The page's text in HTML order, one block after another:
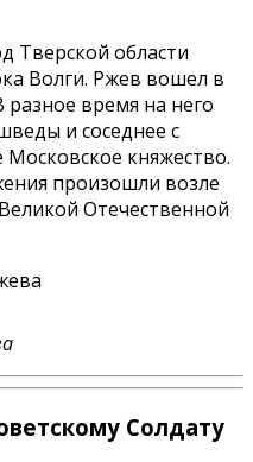
Тверской области
Волги. Ржев вошел в
время на него
и соседнее с
княжество.
произошли возле
Отечественной
Солдату